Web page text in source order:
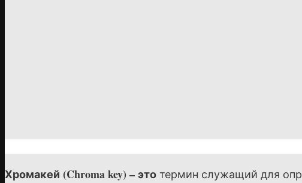
Хромакей (Chroma key) – это термин служащий для